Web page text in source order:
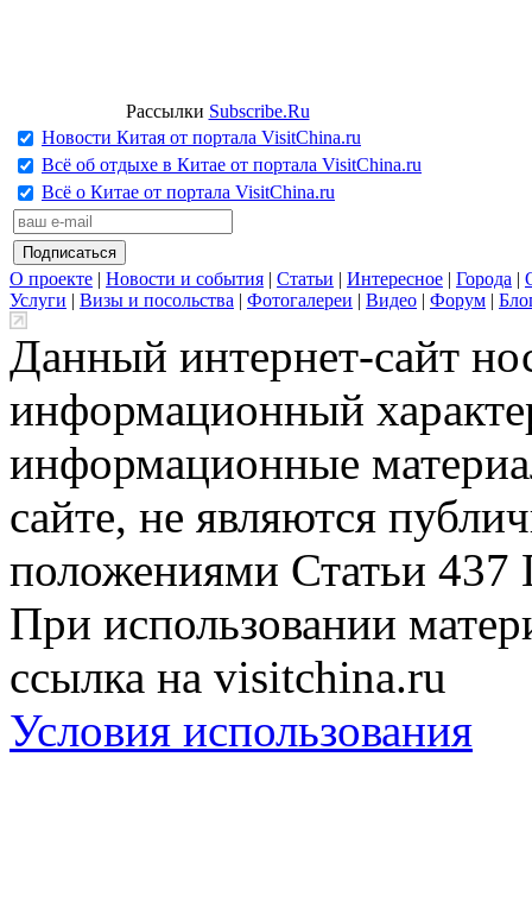
Рассылки Subscribe.Ru
Новости Китая от портала VisitChina.ru
Всё об отдыхе в Китае от портала VisitChina.ru
Всё о Китае от портала VisitChina.ru
О проекте | Новости и события | Статьи | Интересное | Города |
Услуги | Визы и посольства | Фотогалереи | Видео | Форум |
Данный интернет-сайт
информационный
информационные
сайте, не являются
положениями Статьи 437
При использовании
ссылка на visitchina.ru
Условия использования